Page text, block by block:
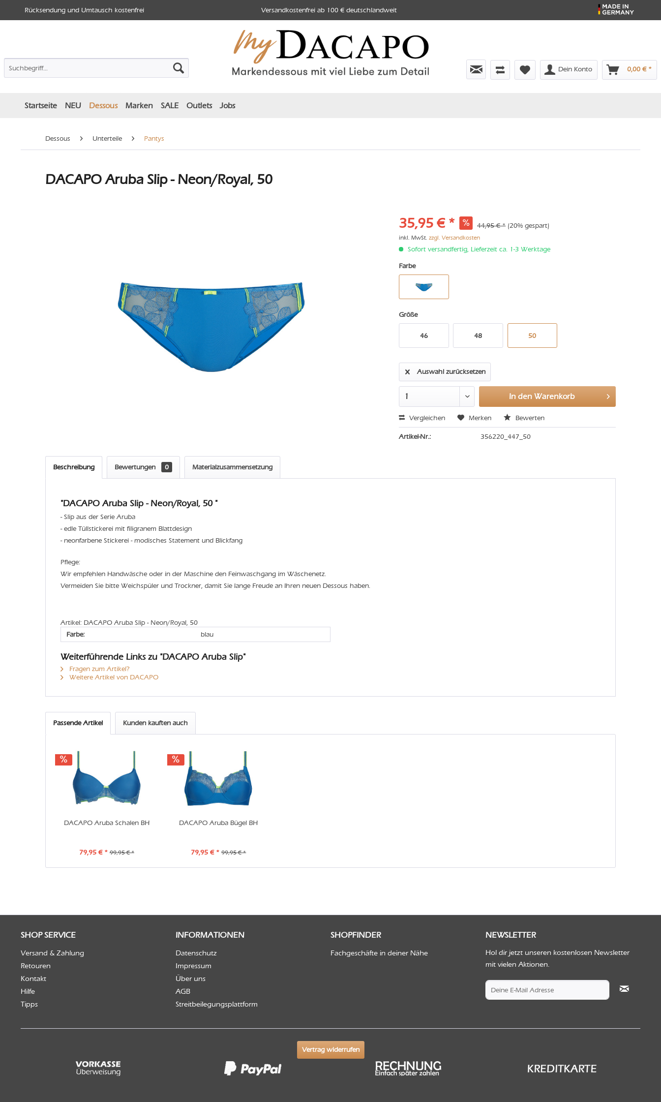
Rücksendung und Umtausch kostenfrei Versandkostenfrei ab 100 € deutschlandweit
Dein Konto 0,00 € *
Startseite NEU Dessous Marken SALE Outlets Jobs
Dessous Unterteile Pantys
DACAPO Aruba Slip - Neon/Royal, 50
35,95 € * 44,95 € * (20% gespart)
inkl. MwSt.zzgl. Versandkosten
Sofort versandfertig, Lieferzeit ca. 1-3 Werktage
Farbe
Größe
46 48 50
Auswahl zurücksetzen
In den Warenkorb
Vergleichen Merken Bewerten
Artikel-Nr.: 356220_447_50
Beschreibung Bewertungen 0 Materialzusammensetzung
"DACAPO Aruba Slip - Neon/Royal, 50 "
- Slip aus der Serie Aruba
- edle Tüllstickerei mit filigranem Blattdesign
- neonfarbene Stickerei - modisches Statement und Blickfang
Pflege:
Wir empfehlen Handwäsche oder in der Maschine den Feinwaschgang im Wäschenetz.
Vermeiden Sie bitte Weichspüler und Trockner, damit Sie lange Freude an Ihren neuen Dessous haben.
Artikel: DACAPO Aruba Slip - Neon/Royal, 50
Farbe:
blau
Weiterführende Links zu "DACAPO Aruba Slip"
Fragen zum Artikel?
Weitere Artikel von DACAPO
Passende Artikel Kunden kauften auch
DACAPO Aruba Schalen BH
79,95 € * 99,95 € *
DACAPO Aruba Bügel BH
79,95 € * 99,95 € *
SHOP SERVICE
Versand & Zahlung
Retouren
Kontakt
Hilfe
Tipps
INFORMATIONEN
Datenschutz
Impressum
Über uns
AGB
Streitbeilegungsplattform
SHOPFINDER
Fachgeschäfte in deiner Nähe
NEWSLETTER
Hol dir jetzt unseren kostenlosen Newsletter
mit vielen Aktionen.
Vertrag widerrufen